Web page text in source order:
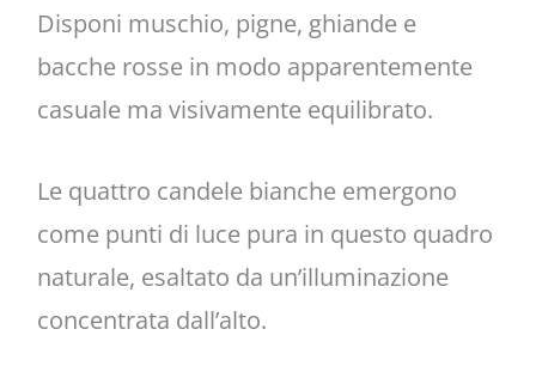
Disponi muschio, pigne, ghiande e
bacche rosse in modo apparentemente
casuale ma visivamente equilibrato.
Le quattro candele bianche emergono
come punti di luce pura in questo quadro
naturale, esaltato da un’illuminazione
concentrata dall’alto.